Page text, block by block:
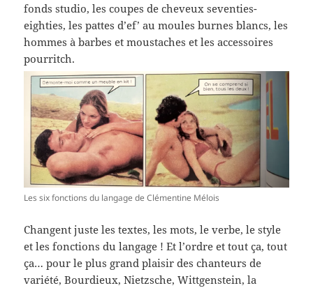
fonds studio, les coupes de cheveux seventies-
eighties, les pattes d’ef’ au moules burnes blancs, les
hommes à barbes et moustaches et les accessoires
pourritch.
Les six fonctions du langage de Clémentine Mélois
Changent juste les textes, les mots, le verbe, le style
et les fonctions du langage ! Et l’ordre et tout ça, tout
ça… pour le plus grand plaisir des chanteurs de
variété, Bourdieux, Nietzsche, Wittgenstein, la